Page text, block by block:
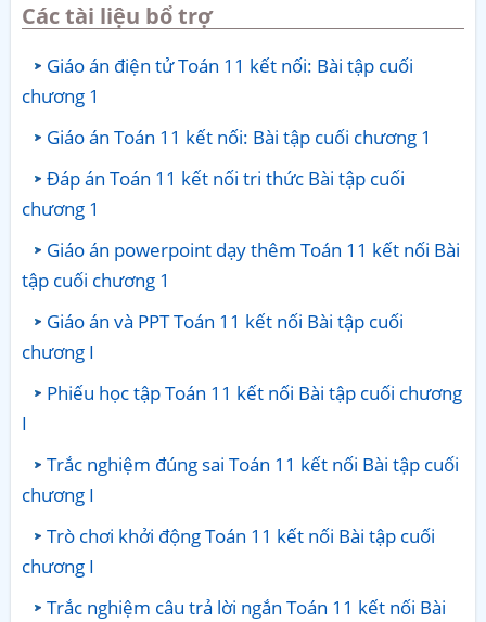
Các tài liệu bổ trợ
Giáo án điện tử Toán 11 kết nối: Bài tập cuối
chương 1
Giáo án Toán 11 kết nối: Bài tập cuối chương 1
Đáp án Toán 11 kết nối tri thức Bài tập cuối
chương 1
Giáo án powerpoint dạy thêm Toán 11 kết nối Bài
tập cuối chương 1
Giáo án và PPT Toán 11 kết nối Bài tập cuối
chương I
Phiếu học tập Toán 11 kết nối Bài tập cuối chương
I
Trắc nghiệm đúng sai Toán 11 kết nối Bài tập cuối
chương I
Trò chơi khởi động Toán 11 kết nối Bài tập cuối
chương I
Trắc nghiệm câu trả lời ngắn Toán 11 kết nối Bài